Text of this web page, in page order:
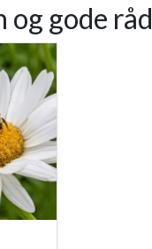
og gode råd